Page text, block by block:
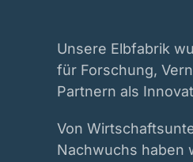
Unsere Elbfabrik
für Forschung,
Partnern als
Von
Nachwuchs haben